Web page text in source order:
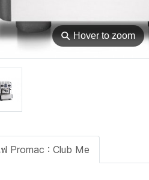
⚲Hover to zoom
Promac : Club Me